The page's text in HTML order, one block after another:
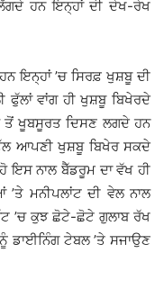
ਹਨ ਇਨ੍ਹਾਂ ਦੀ ਦੇਖ-ਰੇਖ
ਇਨ੍ਹਾਂ ’ਚ ਸਿਰਫ਼ ਖੁਸ਼ਬੂ ਦੀ
ਫੁੱਲਾਂ ਵਾਂਗ ਹੀ ਖੁਸ਼ਬੂ ਬਿਖੇਰਦੇ
ਤੋਂ ਖੂਬਸੂਰਤ ਦਿਸਣ ਲਗਦੇ ਹਨ
ਆਪਣੀ ਖੁਸ਼ਬੂ ਬਿਖੇਰ ਸਕਦੇ
ਇਸ ਨਾਲ ਬੈੱਡਰੂਮ ਦਾ ਵੱਖ ਹੀ
ਮਨੀਪਲਾਂਟ ਦੀ ਵੇਲ ਨਾਲ
’ਚ ਕੁਝ ਛੋਟੇ-ਛੋਟੇ ਗੁਲਾਬ ਰੱਖ
ਡਾਈਨਿੰਗ ਟੇਬਲ ’ਤੇ ਸਜਾਉਣ